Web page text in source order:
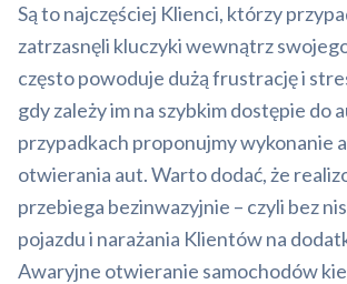
Są to najczęściej Klienci, którzy
zatrzasnęli kluczyki wewnątrz
często powoduje dużą frustrację i
gdy zależy im na szybkim dostępie do
przypadkach proponujmy wykonanie
otwierania aut. Warto dodać, że
przebiega bezinwazyjnie – czyli bez
pojazdu i narażania Klientów na
Awaryjne otwieranie samochodów